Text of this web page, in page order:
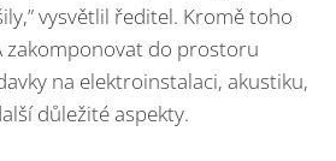
vysvětlil ředitel. Kromě toho
zakomponovat do prostoru
na elektroinstalaci, akustiku,
důležité aspekty.